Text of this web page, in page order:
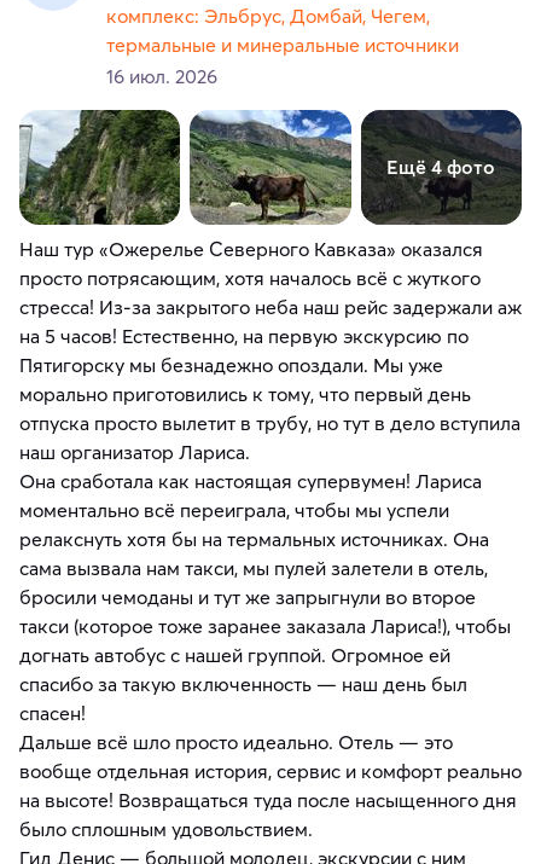
комплекс: Эльбрус, Домбай, Чегем,
термальные и минеральные источники
16 июл. 2026
Ещё 4 фото
​Наш тур «Ожерелье Северного Кавказа» оказался
просто потрясающим, хотя началось всё с жуткого
стресса! Из-за закрытого неба наш рейс задержали аж
на 5 часов! Естественно, на первую экскурсию по
Пятигорску мы безнадежно опоздали. Мы уже
морально приготовились к тому, что первый день
отпуска просто вылетит в трубу, но тут в дело вступила
наш организатор Лариса.
​Она сработала как настоящая супервумен! Лариса
моментально всё переиграла, чтобы мы успели
релакснуть хотя бы на термальных источниках. Она
сама вызвала нам такси, мы пулей залетели в отель,
бросили чемоданы и тут же запрыгнули во второе
такси (которое тоже заранее заказала Лариса!), чтобы
догнать автобус с нашей группой. Огромное ей
спасибо за такую включенность — наш день был
спасен!
​Дальше всё шло просто идеально. Отель — это
вообще отдельная история, сервис и комфорт реально
на высоте! Возвращаться туда после насыщенного дня
было сплошным удовольствием.
​Гид Денис — большой молодец, экскурсии с ним